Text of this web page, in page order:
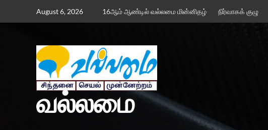
August 6, 2026 16ஆம் ஆண்டில் வல்லமை மின்னிதழ் நிர்வாகக் குழு
வல்லமை